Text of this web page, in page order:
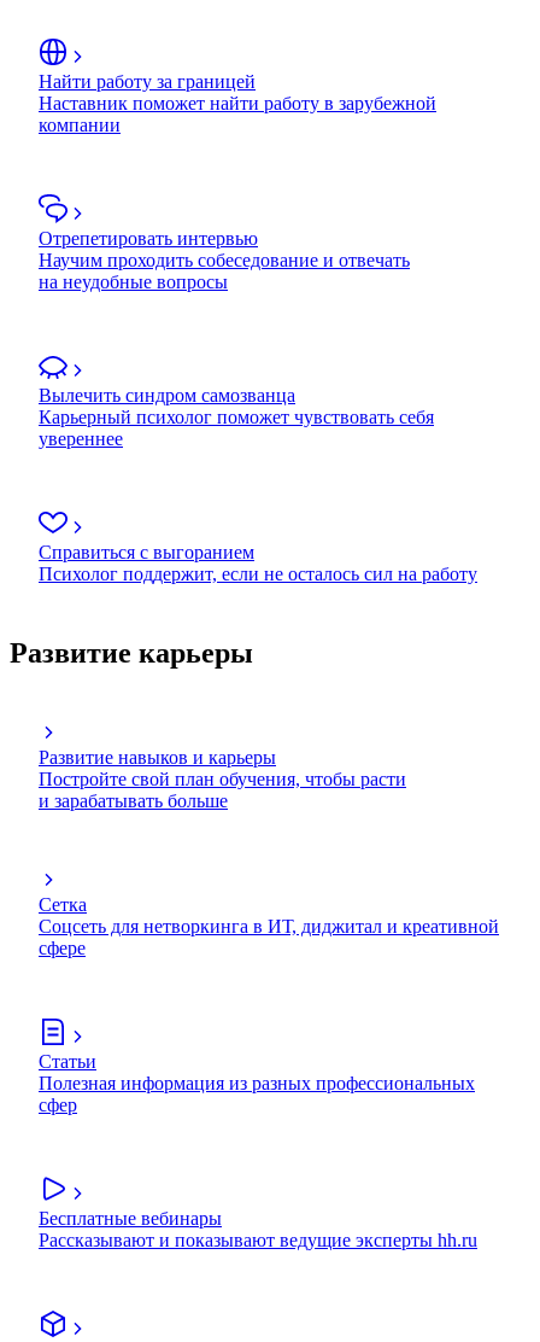
Найти работу за границей
Наставник поможет найти работу в зарубежной
компании
Отрепетировать интервью
Научим проходить собеседование и отвечать
на неудобные вопросы
Вылечить синдром самозванца
Карьерный психолог поможет чувствовать себя
увереннее
Справиться с выгоранием
Психолог поддержит, если не осталось сил на работу
Развитие карьеры
Развитие навыков и карьеры
Постройте свой план обучения, чтобы расти
и зарабатывать больше
Сетка
Соцсеть для нетворкинга в ИТ, диджитал и креативной
сфере
Статьи
Полезная информация из разных профессиональных
сфер
Бесплатные вебинары
Рассказывают и показывают ведущие эксперты hh.ru